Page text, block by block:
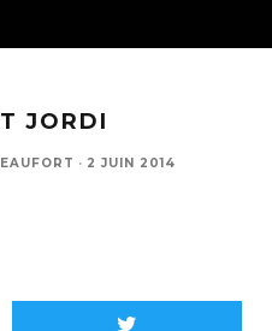
JORDI
· 2 JUIN 2014